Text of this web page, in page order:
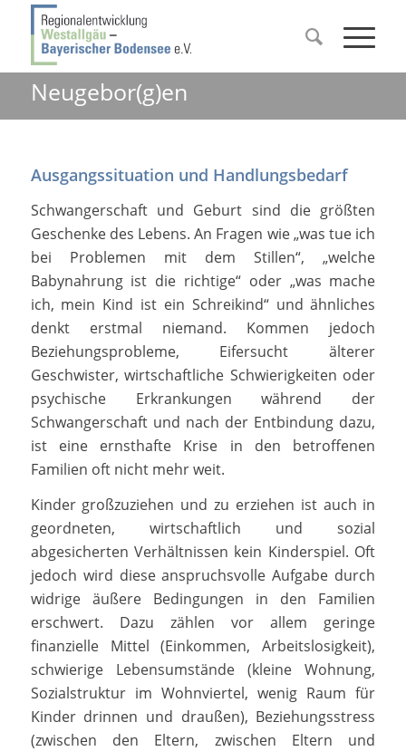
Neugebor(g)en
Ausgangssituation und Handlungsbedarf
Schwangerschaft und Geburt sind die größten
Geschenke des Lebens. An Fragen wie „was tue ich
bei Problemen mit dem Stillen“, „welche
Babynahrung ist die richtige“ oder „was mache
ich, mein Kind ist ein Schreikind“ und ähnliches
denkt erstmal niemand. Kommen jedoch
Beziehungsprobleme, Eifersucht älterer
Geschwister, wirtschaftliche Schwierigkeiten oder
psychische Erkrankungen während der
Schwangerschaft und nach der Entbindung dazu,
ist eine ernsthafte Krise in den betroffenen
Familien oft nicht mehr weit.
Kinder großzuziehen und zu erziehen ist auch in
geordneten, wirtschaftlich und sozial
abgesicherten Verhältnissen kein Kinderspiel. Oft
jedoch wird diese anspruchsvolle Aufgabe durch
widrige äußere Bedingungen in den Familien
erschwert. Dazu zählen vor allem geringe
finanzielle Mittel (Einkommen, Arbeitslosigkeit),
schwierige Lebensumstände (kleine Wohnung,
Sozialstruktur im Wohnviertel, wenig Raum für
Kinder drinnen und draußen), Beziehungsstress
(zwischen den Eltern, zwischen Eltern und